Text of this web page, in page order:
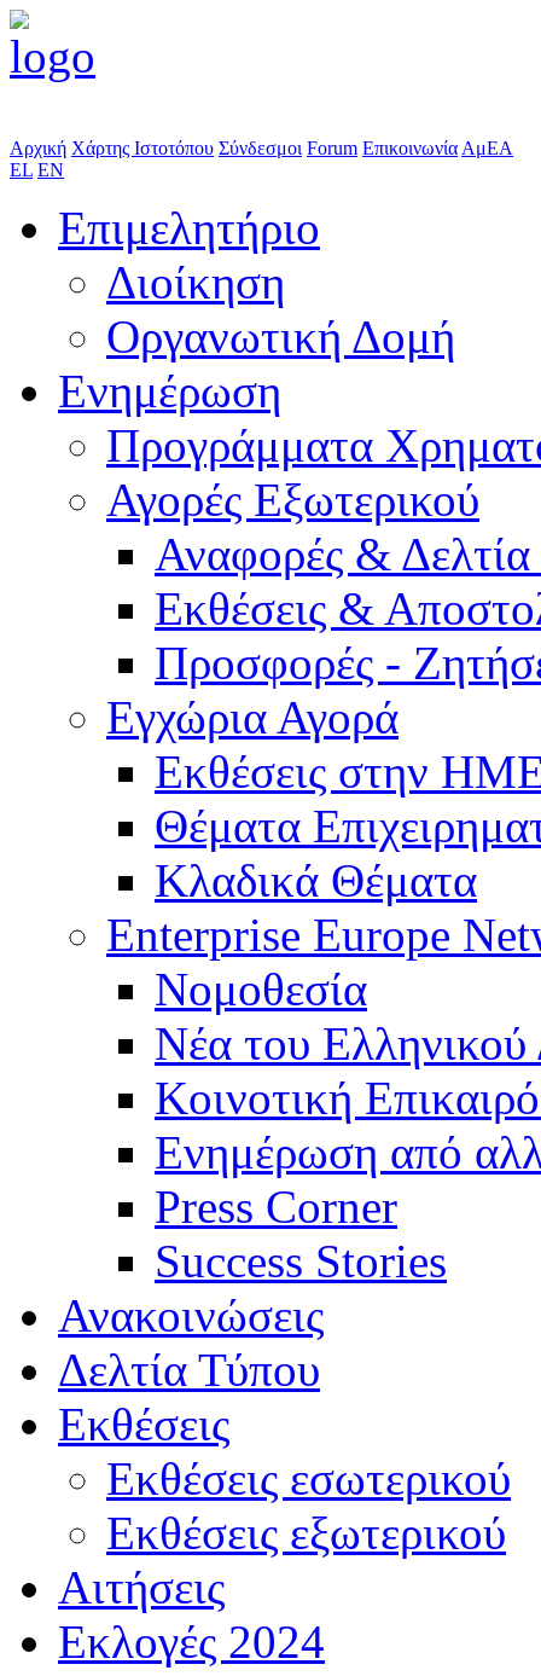
Αρχική Χάρτης Ιστοτόπου Σύνδεσμοι Forum Επικοινωνία ΑμΕΑ
EL EN
Επιμελητήριο
Διοίκηση
Οργανωτική Δομή
Ενημέρωση
Προγράμματα
Αγορές Εξωτερικού
Αναφορές &
Εκθέσεις &
Προσφορές -
Εγχώρια Αγορά
Εκθέσεις στην
Θέματα
Κλαδικά Θέματα
Enterprise Europe
Νομοθεσία
Νέα του Ελληνικού
Κοινοτική
Ενημέρωση από
Press Corner
Success Stories
Ανακοινώσεις
Δελτία Τύπου
Εκθέσεις
Εκθέσεις εσωτερικού
Εκθέσεις εξωτερικού
Αιτήσεις
Εκλογές 2024